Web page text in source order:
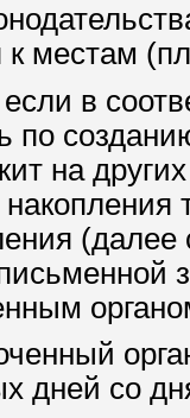
к местам
в
по
на
(далее
дней со